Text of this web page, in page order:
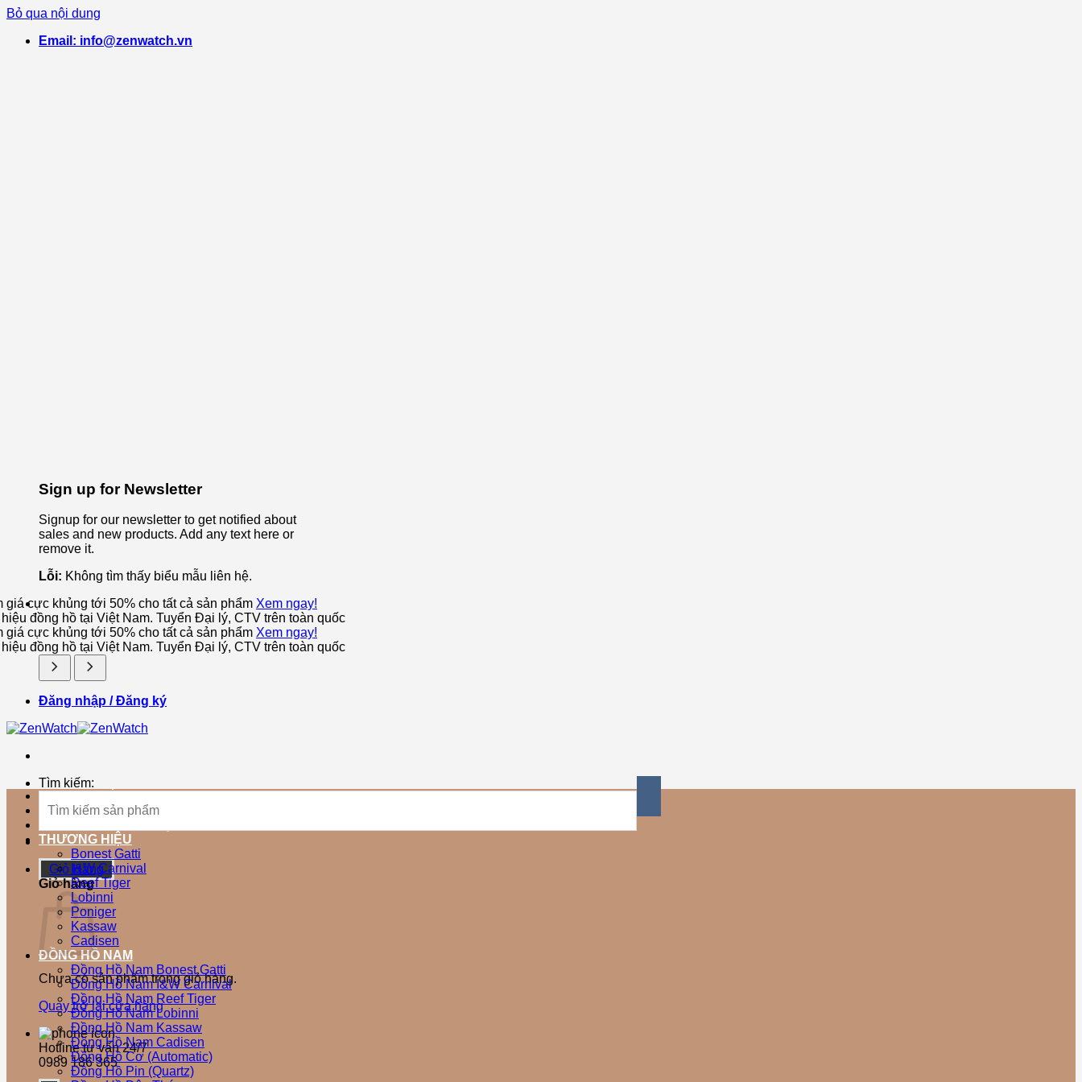
Bỏ qua nội dung
Email: info@zenwatch.vn
Sign up for Newsletter
Signup for our newsletter to get notified about
sales and new products. Add any text here or
remove it.
Lỗi: Không tìm thấy biểu mẫu liên hệ.
giá cực khủng tới 50% cho tất cả sản phẩm Xem ngay!
đồng hồ tại Việt Nam. Tuyển Đại lý, CTV trên toàn quốc
giá cực khủng tới 50% cho tất cả sản phẩm Xem ngay!
đồng hồ tại Việt Nam. Tuyển Đại lý, CTV trên toàn quốc
Đăng nhập / Đăng ký
Tìm kiếm:
Giỏ Hàng
Giỏ hàng
Chưa có sản phẩm trong giỏ hàng.
Quay trở lại cửa hàng
Hotline tư vấn 24/7
0989 186 365
TRANG CHỦ
SẢN PHẨM MỚI
THƯƠNG HIỆU
Bonest Gatti
I&W Carnival
Reef Tiger
Lobinni
Poniger
Kassaw
Cadisen
ĐỒNG HỒ NAM
Đồng Hồ Nam Bonest Gatti
Đồng Hồ Nam I&W Carnival
Đồng Hồ Nam Reef Tiger
Đồng Hồ Nam Lobinni
Đồng Hồ Nam Kassaw
Đồng Hồ Nam Cadisen
Đồng Hồ Cơ (Automatic)
Đồng Hồ Pin (Quartz)